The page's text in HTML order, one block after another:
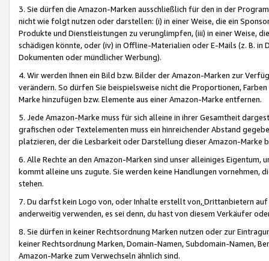
3. Sie dürfen die Amazon-Marken ausschließlich für den in der
nicht wie folgt nutzen oder darstellen: (i) in einer Weise, die ein
Produkte und Dienstleistungen zu verunglimpfen, (iii) in einer Weise,
schädigen könnte, oder (iv) in Offline-Materialien oder E-Mails (z. B. in
Dokumenten oder mündlicher Werbung).
4. Wir werden Ihnen ein Bild bzw. Bilder der Amazon-Marken zur
verändern. So dürfen Sie beispielsweise nicht die Proportionen,
Marke hinzufügen bzw. Elemente aus einer Amazon-Marke entfernen.
5. Jede Amazon-Marke muss für sich alleine in ihrer Gesamtheit
grafischen oder Textelementen muss ein hinreichender Abstand
platzieren, der die Lesbarkeit oder Darstellung dieser Amazon-Marke
6. Alle Rechte an den Amazon-Marken sind unser alleiniges
kommt alleine uns zugute. Sie werden keine Handlungen vornehmen,
stehen.
7. Du darfst kein Logo von, oder Inhalte erstellt von,Drittanbietern auf
anderweitig verwenden, es sei denn, du hast von diesem Verkäufer
8. Sie dürfen in keiner Rechtsordnung Marken nutzen oder zur
keiner Rechtsordnung Marken, Domain-Namen, Subdomain-Namen,
Amazon-Marke zum Verwechseln ähnlich sind.